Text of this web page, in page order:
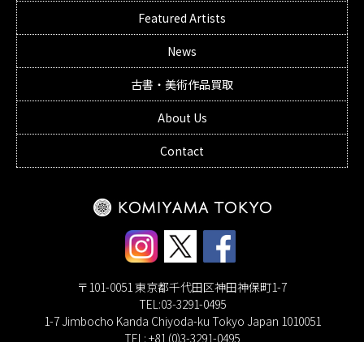
Featured Artists
News
古書・美術作品買取
About Us
Contact
〒101-0051 東京都千代田区神田神保町1-7
TEL:03-3291-0495
1-7 Jimbocho Kanda Chiyoda-ku Tokyo Japan 1010051
TEL: +81 (0)3-3291-0495